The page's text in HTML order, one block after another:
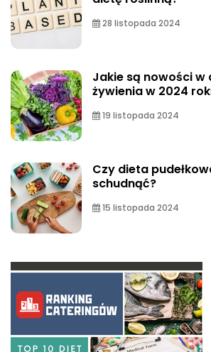
28 listopada 2024
Jakie są nowości w
żywienia w 2024
19 listopada 2024
Czy dieta
schudnąć?
15 listopada 2024